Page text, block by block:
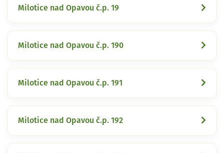
Milotice nad Opavou č.p. 19
Milotice nad Opavou č.p. 190
Milotice nad Opavou č.p. 191
Milotice nad Opavou č.p. 192